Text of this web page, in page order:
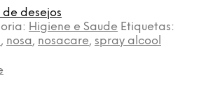
desejos
Higiene e Saude Etiquetas:
, nosa, nosacare, spray alcool